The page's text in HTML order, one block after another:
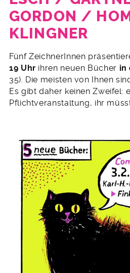
GORDON /
KLINGNER
27.
Januar
2016
Fünf ZeichnerInnen
19 Uhr ihren neuen Bücher in
35). Die meisten von Ihnen
Es gibt daher keinen Zweifel:
Pflichtveranstaltung, ihr